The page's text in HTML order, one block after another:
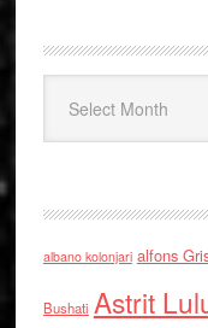
albano kolonjari alfons
Bushati Astrit